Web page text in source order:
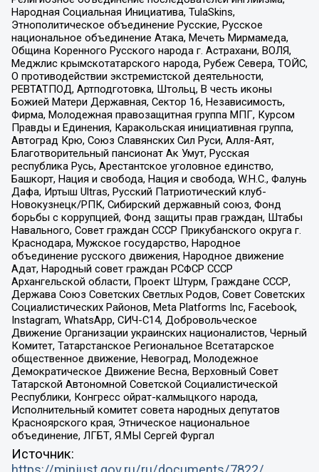
Народная Социальная Инициатива, TulaSkins,
Этнополитическое объединение Русские, Русское
национальное объединение Атака, Мечеть Мирмамеда,
Община Коренного Русского народа г. Астрахани, ВОЛЯ,
Меджлис крымскотатарского народа, Рубеж Севера, ТОЙС,
О противодействии экстремистской деятельности,
РЕВТАТПОД, Артподготовка, Штольц, В честь иконы
Божией Матери Державная, Сектор 16, Независимость,
Фирма, Молодежная правозащитная группа МПГ, Курсом
Правды и Единения, Каракольская инициативная группа,
Автоград Крю, Союз Славянских Сил Руси, Алля-Аят,
Благотворительный пансионат Ак Умут, Русская
республика Русь, Арестантское уголовное единство,
Башкорт, Нация и свобода, Нация и свобода, W.H.С., Фалунь
Дафа, Иртыш Ultras, Русский Патриотический клуб-
Новокузнецк/РПК, Сибирский державный союз, Фонд
борьбы с коррупцией, Фонд защиты прав граждан, Штабы
Навального, Совет граждан СССР Прикубанского округа г.
Краснодара, Мужское государство, Народное
объединение русского движения, Народное движение
Адат, Народный совет граждан РСФСР СССР
Архангельской области, Проект Штурм, Граждане СССР,
Держава Союз Советских Светлых Родов, Совет Советских
Социалистических Районов, Meta Platforms Inc, Facebook,
Instagram, WhatsApp, СИЧ-С14, Добровольческое
Движение Организации украинских националистов, Черный
Комитет, Татарстанское Региональное Всетатарское
общественное движение, Невоград, Молодежное
Демократическое Движение Весна, Верховный Совет
Татарской Автономной Советской Социалистической
Республики, Конгресс ойрат-калмыцкого народа,
Исполнительный комитет совета народных депутатов
Красноярского края, Этническое национальное
объединение, ЛГБТ, Я.МЫ Сергей Фургал
Источник: